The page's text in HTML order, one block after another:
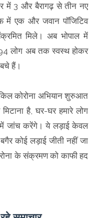
में 3 और बैरागढ़ से तीन नए
में एक और जवान पॉजिटिव
मिले। अब भोपाल में
लोग अब तक स्वस्थ होकर
हैं।
किल कोरोना अभियान शुरुआत
है, घर-घर हमारे लोग
जांच करेंगे। ये लड़ाई केवल
कोई लड़ाई जीती नहीं जा
के संक्रमण को काफी हद